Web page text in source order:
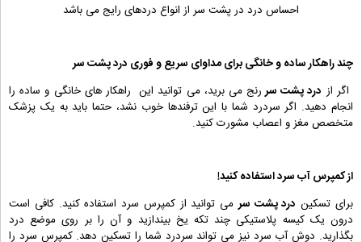
احساس درد در پشت سر از انواع دردهای رایج می باشد
چند راهکار ساده و خانگی برای مداوای سریع و فوری درد پشت سر
اگر از درد پشت سررنج می برید، می توانید این راهکار های خانگی و ساده را
انجام دهید. اگر سردرد شما با این ترفندها خوب نشد، حتما باید به یک پزشک
متخصص مغز و اعصاب مشورت کنید.
از کمپرس آب سرد استفاده کنید!
برای تسکین درد پشت سرمی توانید از کمپرس سرد استفاده کنید. کافی است
درون یک کیسه پلاستیکی چند تکه یخ بیندازید و آن را بر روی موضع درد
بگذارید. دوش آب سرد نیز می تواند سردرد شما را تسکین دهد. کمپرس سرد را